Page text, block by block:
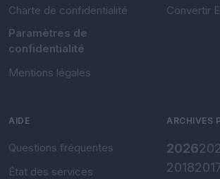
Charte de confidentialité
Paramètres de
confidentialité
Mentions légales
Convertir
AIDE
Questions fréquentes
État des services
ARCHIVES
2026
2018